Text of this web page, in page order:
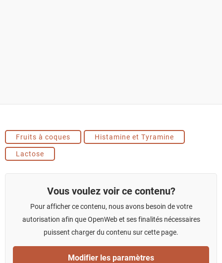
Fruits à coques
Histamine et Tyramine
Lactose
Vous voulez voir ce contenu?
Pour afficher ce contenu, nous avons besoin de votre
autorisation afin que OpenWeb et ses finalités nécessaires
puissent charger du contenu sur cette page.
Modifier les paramètres